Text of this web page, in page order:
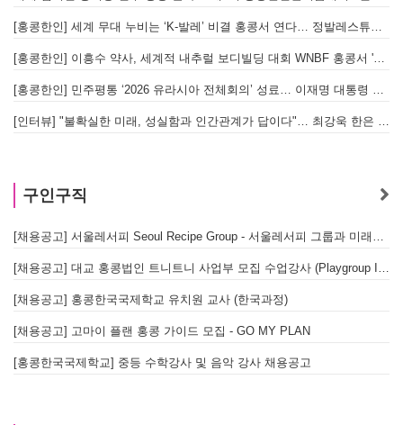
[홍콩한인] 세계 무대 누비는 ‘K-발레’ 비결 홍콩서 연다… 정발레스튜디오 개원
[홍콩한인] 이흥수 약사, 세계적 내추럴 보디빌딩 대회 WNBF 홍콩서 '마스터 부문 1위' 기염
[홍콩한인] 민주평통 ‘2026 유라시아 전체회의’ 성료… 이재명 대통령 참석으로 의미 더해
[인터뷰] "불확실한 미래, 성실함과 인간관계가 답이다"… 최강욱 한은 부소장이 청소년들에게 전하는 응원
구인구직
[채용공고] 서울레서피 Seoul Recipe Group - 서울레서피 그룹과 미래를 함께할 유능한 인재를 모십니다
[채용공고] 대교 홍콩법인 트니트니 사업부 모집 수업강사 (Playgroup Instructor)
[채용공고] 홍콩한국국제학교 유치원 교사 (한국과정)
[채용공고] 고마이 플랜 홍콩 가이드 모집 - GO MY PLAN
[홍콩한국국제학교] 중등 수학강사 및 음악 강사 채용공고